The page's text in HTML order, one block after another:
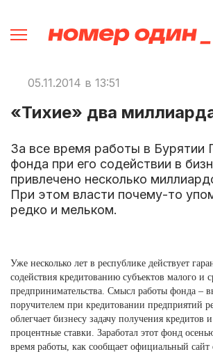
05.11.2014 в 13:51
«Тихие» два
За все время работы в Бурятии
фонда при его содействии в
привлечено несколько
При этом власти почему-то
редко и мельком.
Уже несколько лет в республике действует
содействия кредитованию субъектов малого и
предпринимательства. Смысл работы фонда –
поручителем при кредитовании предприятий
облегчает бизнесу задачу получения кредитов
процентные ставки. Заработал этот фонд
время работы, как сообщает официальный сайт